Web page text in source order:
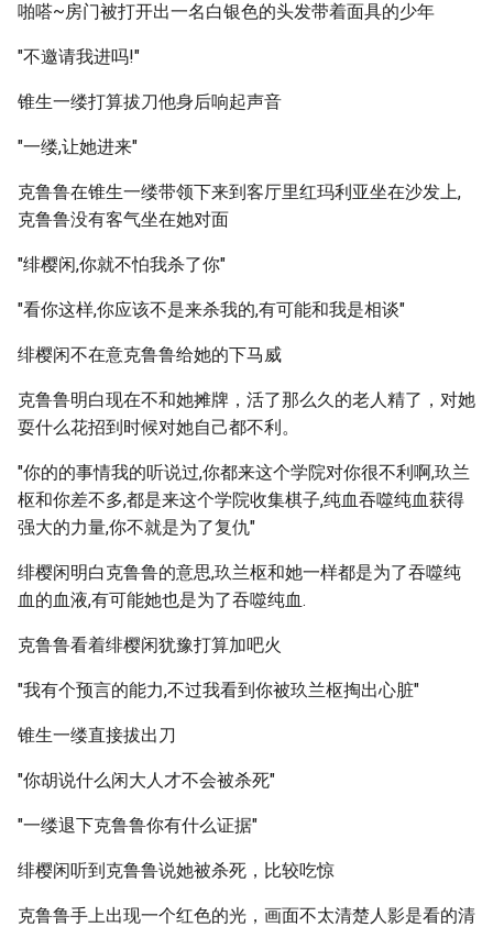
啪嗒~房门被打开出一名白银色的头发带着面具的少年
"不邀请我进吗!"
锥生一缕打算拔刀他身后响起声音
"一缕,让她进来"
克鲁鲁在锥生一缕带领下来到客厅里红玛利亚坐在沙发上,
克鲁鲁没有客气坐在她对面
"绯樱闲,你就不怕我杀了你"
"看你这样,你应该不是来杀我的,有可能和我是相谈"
绯樱闲不在意克鲁鲁给她的下马威
克鲁鲁明白现在不和她摊牌，活了那么久的老人精了，对她
耍什么花招到时候对她自己都不利。
"你的的事情我的听说过,你都来这个学院对你很不利啊,玖兰
枢和你差不多,都是来这个学院收集棋子,纯血吞噬纯血获得
强大的力量,你不就是为了复仇"
绯樱闲明白克鲁鲁的意思,玖兰枢和她一样都是为了吞噬纯
血的血液,有可能她也是为了吞噬纯血.
克鲁鲁看着绯樱闲犹豫打算加吧火
"我有个预言的能力,不过我看到你被玖兰枢掏出心脏"
锥生一缕直接拔出刀
"你胡说什么闲大人才不会被杀死"
"一缕退下克鲁鲁你有什么证据"
绯樱闲听到克鲁鲁说她被杀死，比较吃惊
克鲁鲁手上出现一个红色的光，画面不太清楚人影是看的清